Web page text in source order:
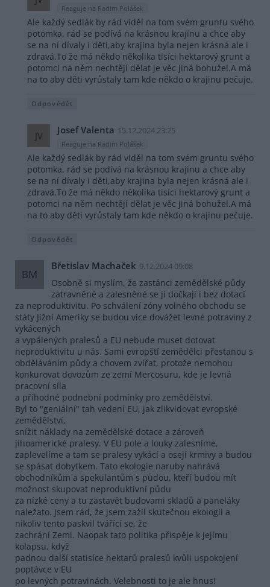
Reaguje na Radim Polášek
Ale každý sedlák by rád viděl na tom svém gruntu svého
potomka, rád se podívá na krásnou krajinu a chce aby
se na ní dívaly i děti,aby krajina byla nejen krásná ale i
zdravá.To že má někdo několika tisíci hektarový grunt a
potomci na něm nechtějí dělat je věc jiná bohužel.A má
na to aby děti vyrůstaly tam kde někdo o krajinu pečuje.
Odpovědět
JV Josef Valenta 15.12.2024 23:25
Reaguje na Radim Polášek
Ale každý sedlák by rád viděl na tom svém gruntu svého
potomka, rád se podívá na krásnou krajinu a chce aby
se na ní dívaly i děti,aby krajina byla nejen krásná ale i
zdravá.To že má někdo několika tisíci hektarový grunt a
potomci na něm nechtějí dělat je věc jiná bohužel.A má
na to aby děti vyrůstaly tam kde někdo o krajinu pečuje.
Odpovědět
BM
Břetislav Machaček 9.12.2024 09:08
Osobně si myslím, že zastánci zemědělské půdy
zatravněné a zalesněné se ji dočkají i bez dotací
za neproduktivitu. Po schválení zóny volného obchodu se
státy Jižní Ameriky se budou více dovážet levné potraviny z
vykácených
a vypálených pralesů a EU nebude muset dotovat
neproduktivitu u nás. Sami evropští zemědělci přestanou s
obděláváním půdy a chovem zvířat, protože nemohou
konkurovat dovozům ze zemí Mercosuru, kde je levná
pracovní síla
a příhodné podnební podmínky pro zemědělství.
Byl to "geniální" tah vedení EU, jak zlikvidovat evropské
zemědělství,
snížit náklady na zemědělské dotace a zároveň
jihoamerické pralesy. V EU pole a louky zalesníme,
zaplevelíme a tam se pralesy vykácí a osejí krmivy a budou
se spásat dobytkem. Tato ekologie naruby nahrává
obchodníkům a spekulantům s půdou, kteří budou mít
možnost skupovat neproduktivní půdu
za nízké ceny a tu zastavět budovami skladů a paneláky
naležato. Jsem rád, že jsem zažil skutečnou ekologii a
nikoliv tento paskvil tvářící se, že
zachrání Zemi. Naopak tato politika přispěje k jejímu
kolapsu, když
padnou další statisíce hektarů pralesů kvůli uspokojení
poptávce v EU
po levných potravinách. Velebnosti to je ale hnus!